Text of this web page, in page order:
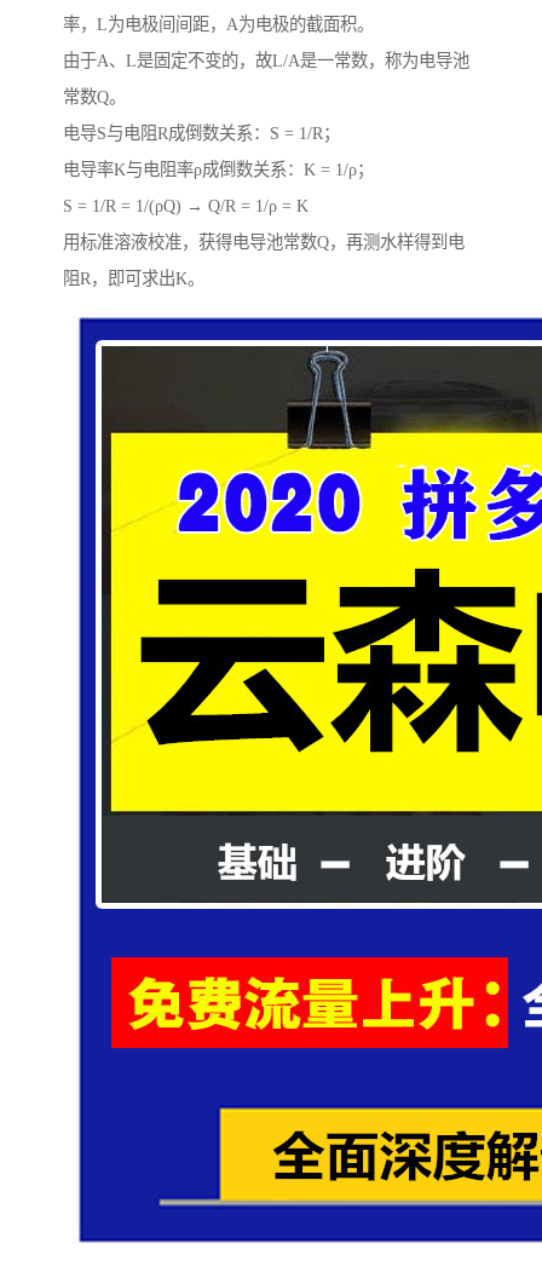
率，L为电极间间距，A为电极的截面积。
由于A、L是固定不变的，故L/A是一常数，称为电导池
常数Q。
电导S与电阻R成倒数关系：S = 1/R；
电导率K与电阻率ρ成倒数关系：K = 1/ρ；
S = 1/R = 1/(ρQ) → Q/R = 1/ρ = K
用标准溶液校准，获得电导池常数Q，再测水样得到电
阻R，即可求出K。